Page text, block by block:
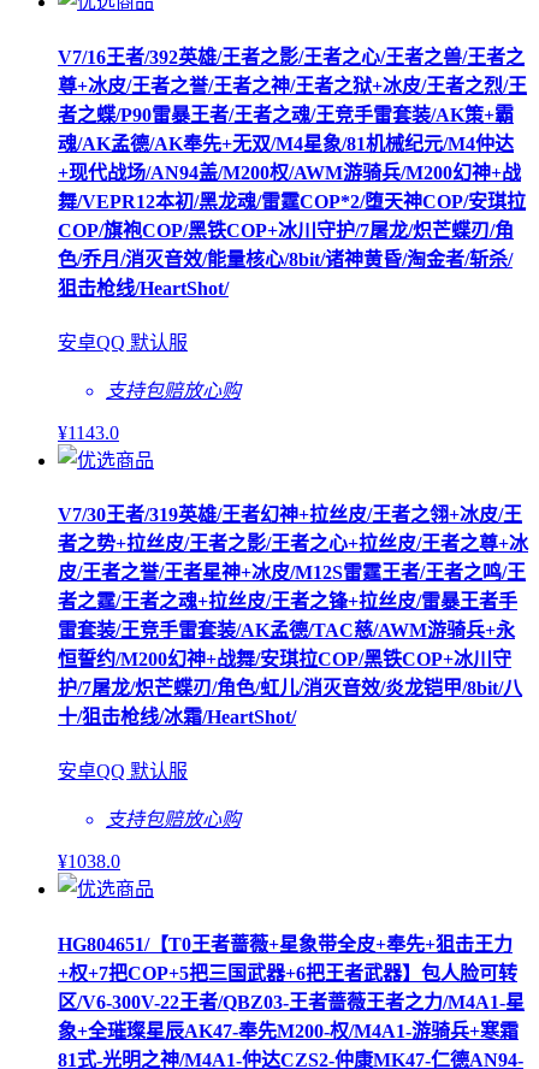
V7/16王者/392英雄/王者之影/王者之心/王者之兽/王者之
尊+冰皮/王者之誉/王者之神/王者之狱+冰皮/王者之烈/王
者之蝶/P90雷暴王者/王者之魂/王竞手雷套装/AK策+霸
魂/AK孟德/AK奉先+无双/M4星象/81机械纪元/M4仲达
+现代战场/AN94盖/M200权/AWM游骑兵/M200幻神+战
舞/VEPR12本初/黑龙魂/雷霆COP*2/堕天神COP/安琪拉
COP/旗袍COP/黑铁COP+冰川守护/7屠龙/炽芒蝶刃/角
色/乔月/消灭音效/能量核心/8bit/诸神黄昏/淘金者/斩杀/
狙击枪线/HeartShot/
安卓QQ 默认服
支持包赔放心购
¥1143.0
V7/30王者/319英雄/王者幻神+拉丝皮/王者之翎+冰皮/王
者之势+拉丝皮/王者之影/王者之心+拉丝皮/王者之尊+冰
皮/王者之誉/王者星神+冰皮/M12S雷霆王者/王者之鸣/王
者之霆/王者之魂+拉丝皮/王者之锋+拉丝皮/雷暴王者手
雷套装/王竞手雷套装/AK孟德/TAC慈/AWM游骑兵+永
恒誓约/M200幻神+战舞/安琪拉COP/黑铁COP+冰川守
护/7屠龙/炽芒蝶刃/角色/虹儿/消灭音效/炎龙铠甲/8bit/八
十/狙击枪线/冰霜/HeartShot/
安卓QQ 默认服
支持包赔放心购
¥1038.0
HG804651/【T0王者蔷薇+星象带全皮+奉先+狙击王力
+权+7把COP+5把三国武器+6把王者武器】包人脸可转
区/V6-300V-22王者/QBZ03-王者蔷薇王者之力/M4A1-星
象+全璀璨星辰AK47-奉先M200-权/M4A1-游骑兵+寒霜
81式-光明之神/M4A1-仲达CZS2-仲康MK47-仁德AN94-